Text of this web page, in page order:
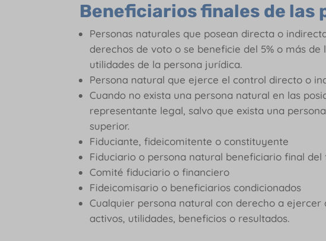
Beneficiarios finales de las
Personas naturales que posean directa o
derechos de voto o se beneficie del 5% o más
utilidades de la persona jurídica.
Persona natural que ejerce el control directo o
Cuando no exista una persona natural en las
representante legal, salvo que exista una
superior.
Fiduciante, fideicomitente o constituyente
Fiduciario o persona natural beneficiario final del
Comité fiduciario o financiero
Fideicomisario o beneficiarios condicionados
Cualquier persona natural con derecho a
activos, utilidades, beneficios o resultados.